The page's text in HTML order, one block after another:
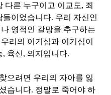
다른 누구이고 이교도, 죄
들이었습니다. 우리 자신인
나 영적인 갈망을 추구하는
리의 이기심과 이기심이
, 육신, 의지입니다.
으려면 우리의 자아를 잃
습니다. 정말로 죽어야 하